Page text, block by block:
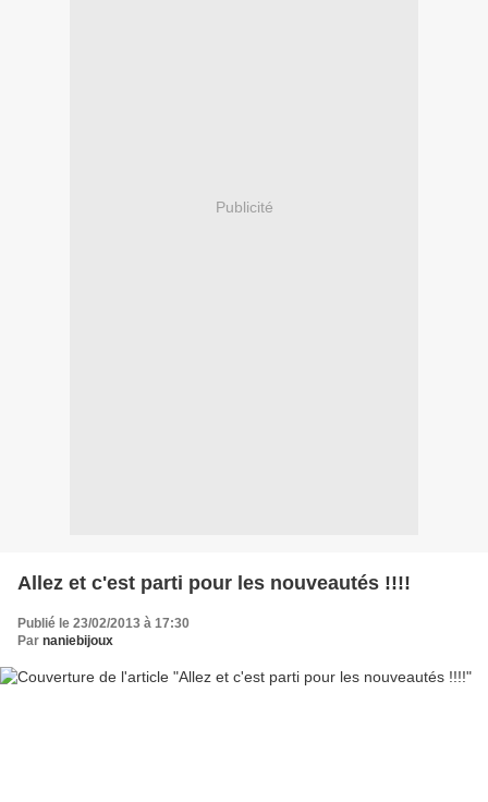
Publicité
Allez et c'est parti pour les nouveautés !!!!
Publié le 23/02/2013 à 17:30
Par naniebijoux